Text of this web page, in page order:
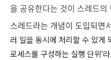
을 공유한다는 것이 스레드의
스레드라는 개념이 도입되면
러 일을 동시에 처리할 수 있게
로세스를 구성하는 실행 단위'